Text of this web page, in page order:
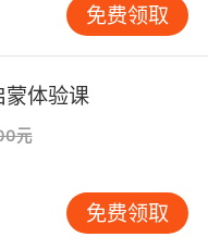
stopper till it
来
tricks later
prune tart into a
免费领取
蒙体验课
元
免费领取